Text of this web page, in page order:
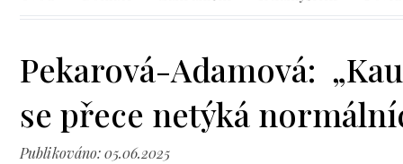
Pekarová-Adamová:
se přece netýká
Publikováno: 05.06.2025